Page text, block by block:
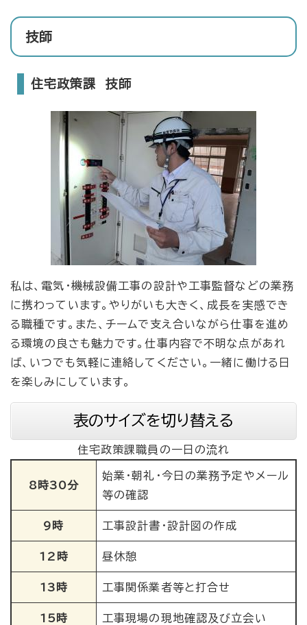
技師
住宅政策課 技師
私は、電気・機械設備工事の設計や工事監督などの業務
に携わっています。やりがいも大きく、成長を実感でき
る職種です。また、チームで支え合いながら仕事を進め
る環境の良さも魅力です。仕事内容で不明な点があれ
ば、いつでも気軽に連絡してください。一緒に働ける日
を楽しみにしています。
表のサイズを切り替える
住宅政策課職員の一日の流れ
8時30分
始業・朝礼・今日の業務予定やメール
等の確認
9時 工事設計書・設計図の作成
12時 昼休憩
13時 工事関係業者等と打合せ
15時 工事現場の現地確認及び立会い